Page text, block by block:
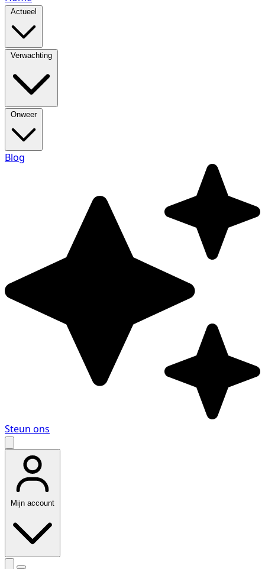
Actueel
Verwachting
Onweer
Blog
Steun ons
Mijn account